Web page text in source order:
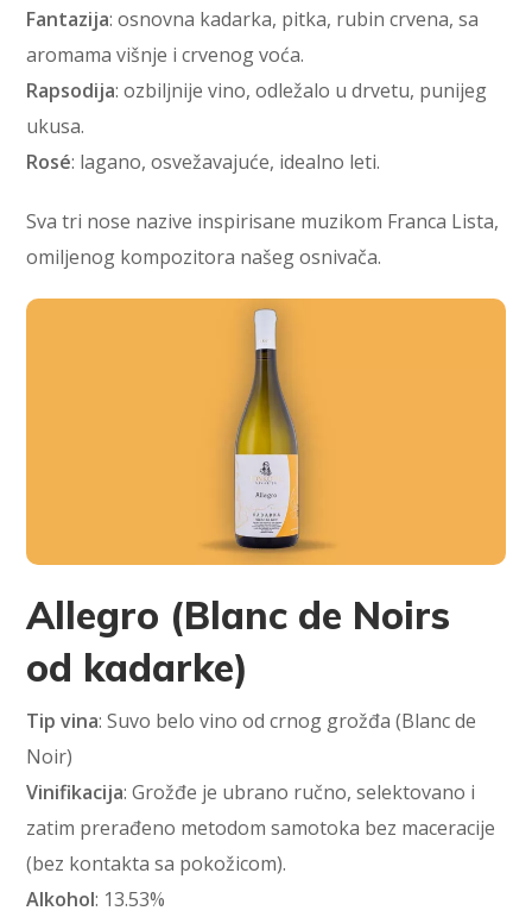
Fantazija: osnovna kadarka, pitka, rubin crvena, sa
aromama višnje i crvenog voća.
Rapsodija: ozbiljnije vino, odležalo u drvetu, punijeg
ukusa.
Rosé: lagano, osvežavajuće, idealno leti.
Sva tri nose nazive inspirisane muzikom Franca Lista,
omiljenog kompozitora našeg osnivača.
Allegro (Blanc de Noirs
od kadarke)
Tip vina: Suvo belo vino od crnog grožđa (Blanc de
Noir)
Vinifikacija: Grožđe je ubrano ručno, selektovano i
zatim prerađeno metodom samotoka bez maceracije
(bez kontakta sa pokožicom).
Alkohol: 13.53%